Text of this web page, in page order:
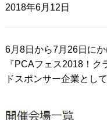
2018年6月12日
6月8日から7月26日に
『PCAフェス2018！
ドスポンサー企業とし